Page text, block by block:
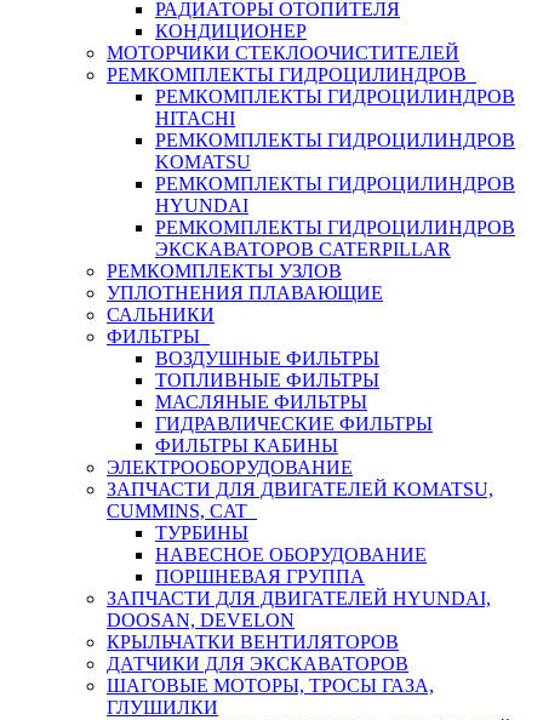
РАДИАТОРЫ ОТОПИТЕЛЯ
КОНДИЦИОНЕР
МОТОРЧИКИ СТЕКЛООЧИСТИТЕЛЕЙ
РЕМКОМПЛЕКТЫ ГИДРОЦИЛИНДРОВ
РЕМКОМПЛЕКТЫ ГИДРОЦИЛИНДРОВ
HITACHI
РЕМКОМПЛЕКТЫ ГИДРОЦИЛИНДРОВ
KOMATSU
РЕМКОМПЛЕКТЫ ГИДРОЦИЛИНДРОВ
HYUNDAI
РЕМКОМПЛЕКТЫ ГИДРОЦИЛИНДРОВ
ЭКСКАВАТОРОВ CATERPILLAR
РЕМКОМПЛЕКТЫ УЗЛОВ
УПЛОТНЕНИЯ ПЛАВАЮЩИЕ
САЛЬНИКИ
ФИЛЬТРЫ
ВОЗДУШНЫЕ ФИЛЬТРЫ
ТОПЛИВНЫЕ ФИЛЬТРЫ
МАСЛЯНЫЕ ФИЛЬТРЫ
ГИДРАВЛИЧЕСКИЕ ФИЛЬТРЫ
ФИЛЬТРЫ КАБИНЫ
ЭЛЕКТРООБОРУДОВАНИЕ
ЗАПЧАСТИ ДЛЯ ДВИГАТЕЛЕЙ KOMATSU,
CUMMINS, CAT
ТУРБИНЫ
НАВЕСНОЕ ОБОРУДОВАНИЕ
ПОРШНЕВАЯ ГРУППА
ЗАПЧАСТИ ДЛЯ ДВИГАТЕЛЕЙ HYUNDAI,
DOOSAN, DEVELON
КРЫЛЬЧАТКИ ВЕНТИЛЯТОРОВ
ДАТЧИКИ ДЛЯ ЭКСКАВАТОРОВ
ШАГОВЫЕ МОТОРЫ, ТРОСЫ ГАЗА,
ГЛУШИЛКИ